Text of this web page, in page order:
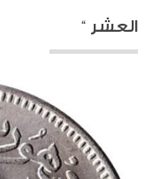
العشر “